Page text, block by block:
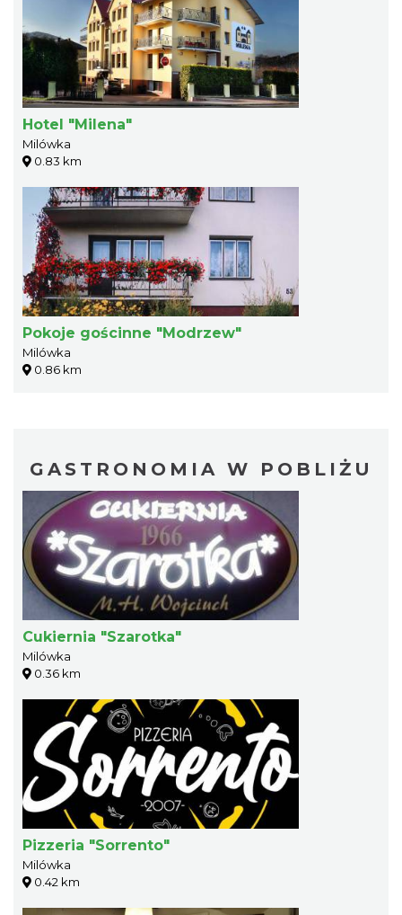
Hotel "Milena"
Milówka
0.83 km
Pokoje gościnne "Modrzew"
Milówka
0.86 km
GASTRONOMIA W POBLIŻU
Cukiernia "Szarotka"
Milówka
0.36 km
Pizzeria "Sorrento"
Milówka
0.42 km